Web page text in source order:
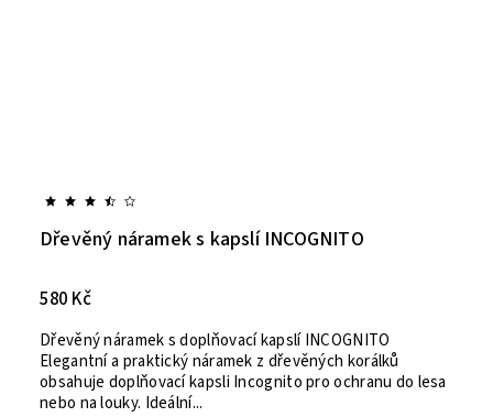
Dřevěný náramek s kapslí INCOGNITO
580 Kč
Dřevěný náramek s doplňovací kapslí INCOGNITO
Elegantní a praktický náramek z dřevěných korálků
obsahuje doplňovací kapsli Incognito pro ochranu do lesa
nebo na louky. Ideální...